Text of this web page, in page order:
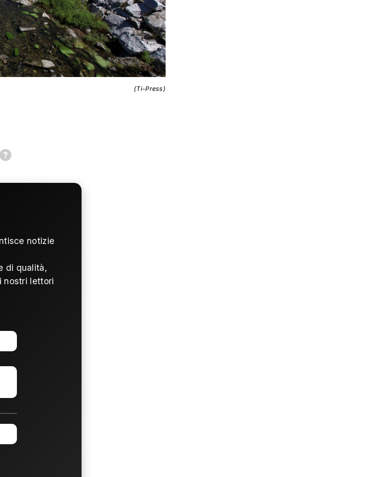
(Ti-Press)
notizie
di qualità,
nostri lettori